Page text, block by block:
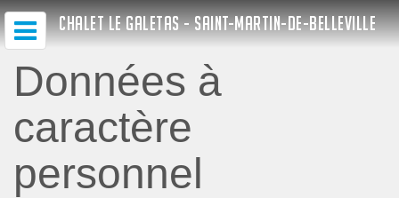
CHALET LE GALETAS - SAINT-MARTIN-DE-BELLEVILLE
Données à
caractère
personnel